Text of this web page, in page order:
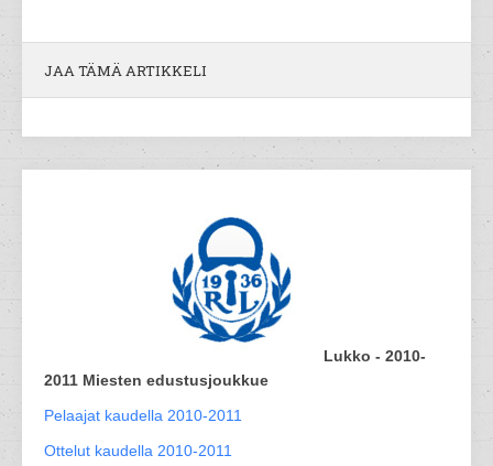
JAA TÄMÄ ARTIKKELI
Lukko - 2010-
2011 Miesten edustusjoukkue
Pelaajat kaudella 2010-2011
Ottelut kaudella 2010-2011